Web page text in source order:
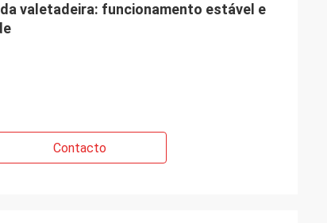
valetadeira: funcionamento estável e
Contacto